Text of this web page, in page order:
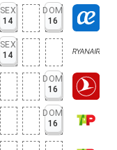
SEX
14
DOM
16
SEX
14
DOM
16
DOM
16